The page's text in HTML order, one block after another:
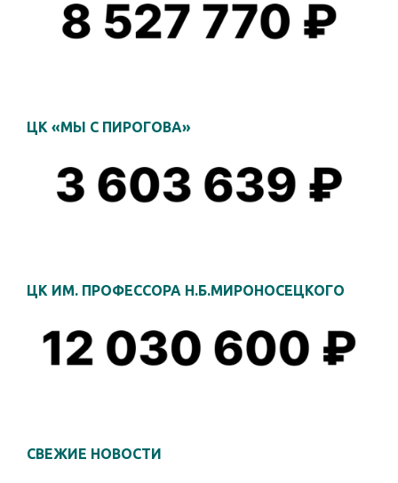
ЦК «МЫ С ПИРОГОВА»
ЦК ИМ. ПРОФЕССОРА Н.Б.МИРОНОСЕЦКОГО
СВЕЖИЕ НОВОСТИ